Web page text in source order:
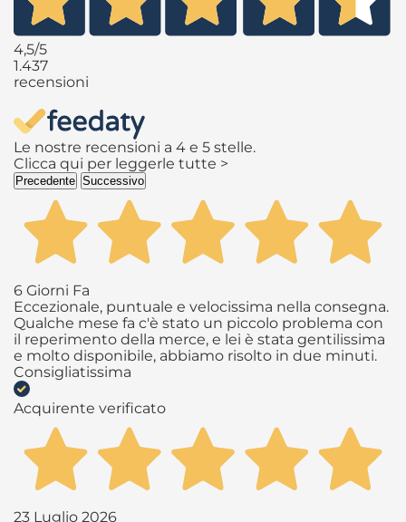
4,5/5
1.437
recensioni
Le nostre recensioni a 4 e 5 stelle.
Clicca qui per leggerle tutte >
Precedente Successivo
6 Giorni Fa
Eccezionale, puntuale e velocissima nella consegna.
Qualche mese fa c'è stato un piccolo problema con
il reperimento della merce, e lei è stata gentilissima
e molto disponibile, abbiamo risolto in due minuti.
Consigliatissima
Acquirente verificato
23 Luglio 2026